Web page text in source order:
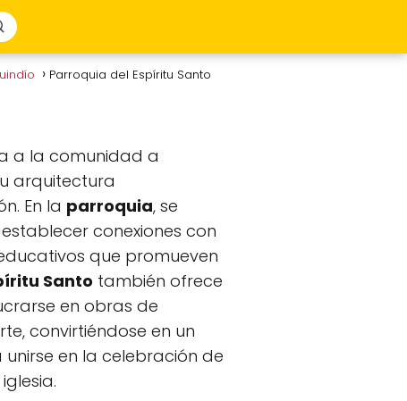
Parroquia del Espíritu Santo
a la comunidad a
arquitectura
En la parroquia, se
conexiones con
que promueven
Santo también ofrece
en obras de
convirtiéndose en un
en la celebración de